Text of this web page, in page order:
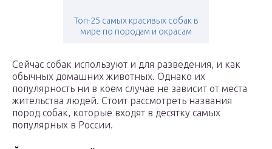
Топ-25 самых красивых собак в
мире по породам и окрасам
Сейчас собак используют и для разведения, и как
обычных домашних животных. Однако их
популярность ни в коем случае не зависит от места
жительства людей. Стоит рассмотреть названия
пород собак, которые входят в десятку самых
популярных в России.